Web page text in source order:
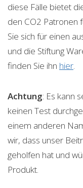
diese Fälle bietet
den CO2 Patronen
Sie sich für einen
und die Stiftung
finden Sie ihn hier.
Achtung: Es kann
keinen Test
einem anderen
wir, dass unser
geholfen hat und
Produkt.